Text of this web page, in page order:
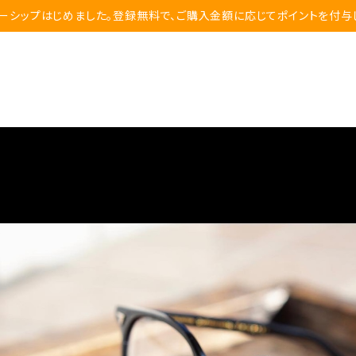
シップはじめました。登録無料で、ご購入金額に応じてポイントを付与